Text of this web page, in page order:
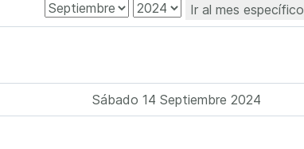
Ir al mes específico
Sábado 14 Septiembre 2024